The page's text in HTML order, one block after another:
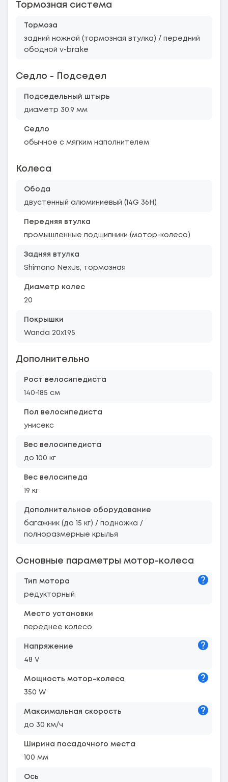
Тормозная система
Тормоза
задний ножной (тормозная втулка) / передний
ободной v-brake
Седло - Подседел
Подседельный штырь
диаметр 30.9 мм
Седло
обычное с мягким наполнителем
Колеса
Обода
двустенный алюминиевый (14G 36H)
Передняя втулка
промышленные подшипники (мотор-колесо)
Задняя втулка
Shimano Nexus, тормозная
Диаметр колес
20
Покрышки
Wanda 20x1.95
Дополнительно
Рост велосипедиста
140-185 см
Пол велосипедиста
унисекс
Вес велосипедиста
до 100 кг
Вес велосипеда
19 кг
Дополнительное оборудование
багажник (до 15 кг) / подножка /
полноразмерные крылья
Основные параметры мотор-колеса
Тип мотора
редукторный
Место установки
переднее колесо
Напряжение
48 V
Мощность мотор-колеса
350 W
Максимальная скорость
до 30 км/ч
Ширина посадочного места
100 мм
Ось